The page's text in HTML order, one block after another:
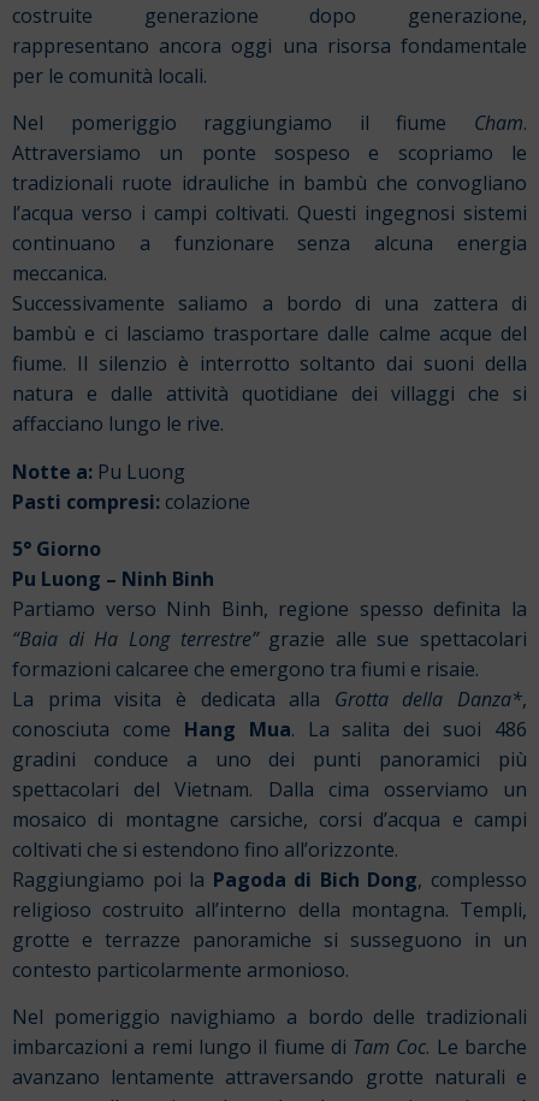
costruite generazione dopo generazione,
rappresentano ancora oggi una risorsa fondamentale
per le comunità locali.
Nel pomeriggio raggiungiamo il fiume Cham.
Attraversiamo un ponte sospeso e scopriamo le
tradizionali ruote idrauliche in bambù che convogliano
l’acqua verso i campi coltivati. Questi ingegnosi sistemi
continuano a funzionare senza alcuna energia
meccanica.
Successivamente saliamo a bordo di una zattera di
bambù e ci lasciamo trasportare dalle calme acque del
fiume. Il silenzio è interrotto soltanto dai suoni della
natura e dalle attività quotidiane dei villaggi che si
affacciano lungo le rive.
Notte a: Pu Luong
Pasti compresi: colazione
5° Giorno
Pu Luong – Ninh Binh
Partiamo verso Ninh Binh, regione spesso definita la
“Baia di Ha Long terrestre”grazie alle sue spettacolari
formazioni calcaree che emergono tra fiumi e risaie.
La prima visita è dedicata alla Grotta della Danza*,
conosciuta come Hang Mua. La salita dei suoi 486
gradini conduce a uno dei punti panoramici più
spettacolari del Vietnam. Dalla cima osserviamo un
mosaico di montagne carsiche, corsi d’acqua e campi
coltivati che si estendono fino all’orizzonte.
Raggiungiamo poi la Pagoda di Bich Dong, complesso
religioso costruito all’interno della montagna. Templi,
grotte e terrazze panoramiche si susseguono in un
contesto particolarmente armonioso.
Nel pomeriggio navighiamo a bordo delle tradizionali
imbarcazioni a remi lungo il fiume di Tam Coc. Le barche
avanzano lentamente attraversando grotte naturali e